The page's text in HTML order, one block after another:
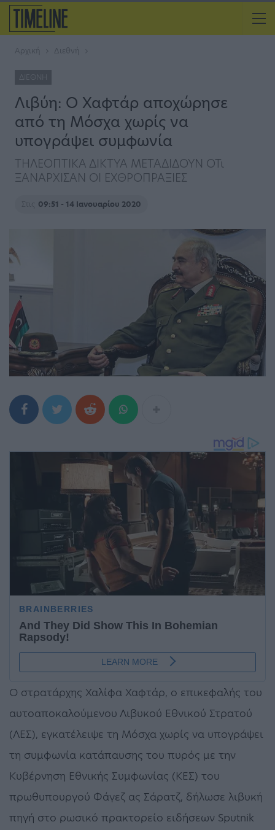
Αρχική Διεθνή
ΔΙΕΘΝΉ
Λιβύη: Ο Χαφτάρ αποχώρησε
από τη Μόσχα χωρίς να
υπογράψει συμφωνία
ΤΗΛΕΟΠΤΙΚΑ ΔΙΚΤΥΑ ΜΕΤΑΔΙΔΟΥΝ ΟΤι
ΞΑΝΑΡΧΙΣΑΝ ΟΙ ΕΧΘΡΟΠΡΑΞΙΕΣ
Στις 09:51 - 14 Ιανουαρίου 2020
Ο στρατάρχης Χαλίφα Χαφτάρ, ο επικεφαλής του
αυτοαποκαλούμενου Λιβυκού Εθνικού Στρατού
(ΛΕΣ), εγκατέλειψε τη Μόσχα χωρίς να υπογράψει
τη συμφωνία κατάπαυσης του πυρός με την
Κυβέρνηση Εθνικής Συμφωνίας (ΚΕΣ) του
πρωθυπουργού Φάγεζ ας Σάρατζ, δήλωσε λιβυκή
πηγή στο ρωσικό πρακτορείο ειδήσεων Sputnik